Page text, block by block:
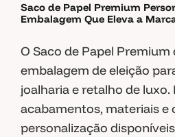
Saco de Papel Premium
Embalagem Que Eleva a
O Saco de Papel Premium
embalagem de eleição
joalharia e retalho de luxo.
acabamentos, materiais e
personalização